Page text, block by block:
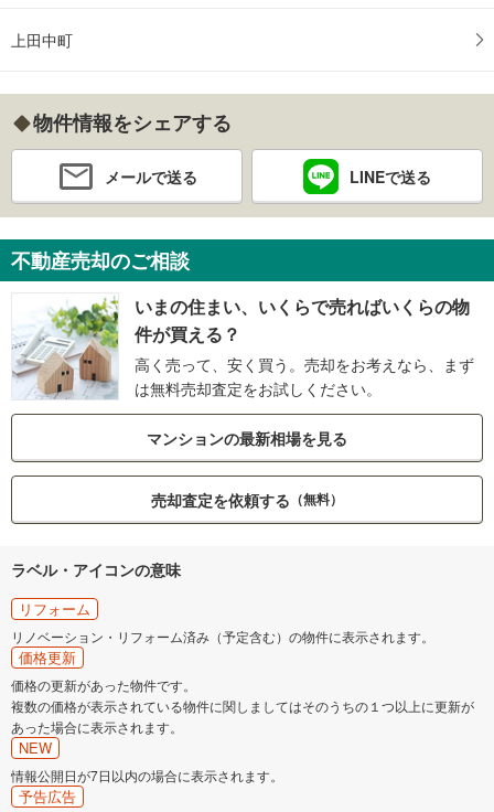
上田中町
物件情報をシェアする
メールで送る LINEで送る
不動産売却のご相談
いまの住まい、いくらで売ればいくらの物
件が買える？
高く売って、安く買う。売却をお考えなら、まず
は無料売却査定をお試しください。
マンションの最新相場を見る
売却査定を依頼する （無料）
ラベル・アイコンの意味
リフォーム
リノベーション・リフォーム済み（予定含む）の物件に表示されます。
価格更新
価格の更新があった物件です。
複数の価格が表示されている物件に関しましてはそのうちの１つ以上に更新が
あった場合に表示されます。
NEW
情報公開日が7日以内の場合に表示されます。
予告広告